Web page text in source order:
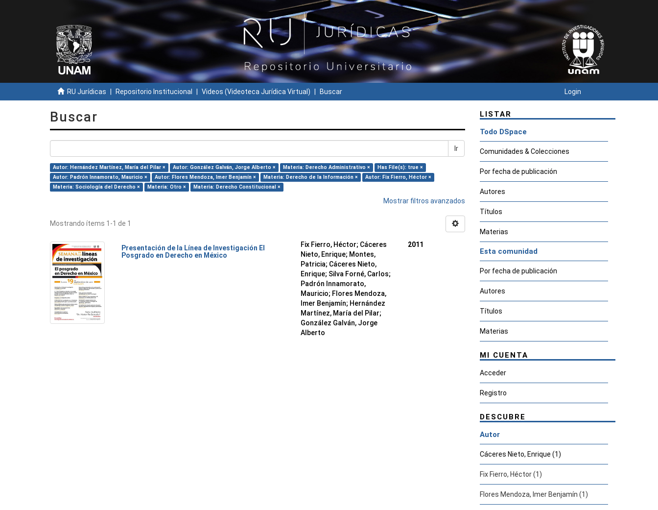
RU Jurídicas Repositorio Institucional Videos (Videoteca Jurídica Virtual) Buscar Login
Buscar
Ir
Autor: Hernández Martínez, María del Pilar × Autor: González Galván, Jorge Alberto × Materia: Derecho Administrativo ×
Has File(s): true ×
Autor: Padrón Innamorato, Mauricio ×
Autor: Flores Mendoza, Imer Benjamín × Materia: Derecho de la Información ×
Autor: Fix Fierro, Héctor ×
Materia: Sociología del Derecho ×
Materia: Otro × Materia: Derecho Constitucional ×
Mostrar filtros avanzados
Mostrando ítems 1-1 de 1
Presentación de la Línea de Investigación El
Posgrado en Derecho en México
Fix Fierro, Héctor; Cáceres
Nieto, Enrique; Montes,
Patricia; Cáceres Nieto,
Enrique; Silva Forné, Carlos;
Padrón Innamorato,
Mauricio; Flores Mendoza,
Imer Benjamín; Hernández
Martínez, María del Pilar;
González Galván, Jorge
Alberto
2011
LISTAR
Todo DSpace
Comunidades & Colecciones
Por fecha de publicación
Autores
Títulos
Materias
Esta comunidad
Por fecha de publicación
Autores
Títulos
Materias
MI CUENTA
Acceder
Registro
DESCUBRE
Autor
Cáceres Nieto, Enrique (1)
Fix Fierro, Héctor (1)
Flores Mendoza, Imer Benjamín (1)